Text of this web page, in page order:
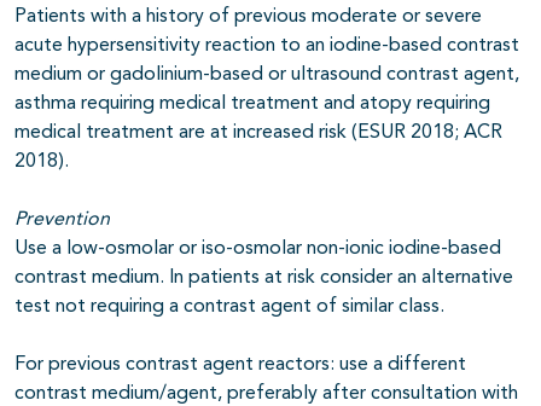
Patients with a history of previous moderate or severe
acute hypersensitivity reaction to an iodine-based contrast
medium or gadolinium-based or ultrasound contrast agent,
asthma requiring medical treatment and atopy requiring
medical treatment are at increased risk (ESUR 2018; ACR
2018).
Prevention
Use a low-osmolar or iso-osmolar non-ionic iodine-based
contrast medium. In patients at risk consider an alternative
test not requiring a contrast agent of similar class.
For previous contrast agent reactors: use a different
contrast medium/agent, preferably after consultation with